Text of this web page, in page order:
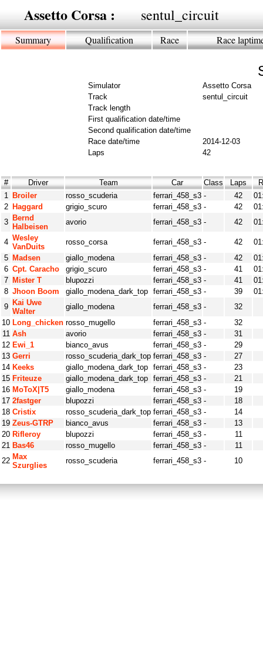
Assetto Corsa : sentul_circuit
Summary Qualification Race Race
Simulator
Assetto Corsa
Track
sentul_circuit
Track length
First qualification date/time
Second qualification date/time
Race date/time
2014-12-03
Laps
42
# Driver Team Car Class Laps
1
Broiler rosso_scuderia ferrari_458_s3 - 42
2
Haggard grigio_scuro ferrari_458_s3 - 42
3
Bernd
Halbeisen
avorio ferrari_458_s3 - 42
4 Wesley
VanDuits
rosso_corsa ferrari_458_s3 - 42
5
Madsen giallo_modena ferrari_458_s3 - 42
6 Cpt. Caracho grigio_scuro ferrari_458_s3 - 41
7
Mister T blupozzi ferrari_458_s3 - 41
8 Jhoon Boom giallo_modena_dark_top ferrari_458_s3 - 39
9
Kai Uwe
Walter
giallo_modena ferrari_458_s3 -
32
10 Long_chicken rosso_mugello ferrari_458_s3 -
32
11 Ash avorio ferrari_458_s3 -
31
12 Ewi_1 bianco_avus ferrari_458_s3 -
29
13 Gerri rosso_scuderia_dark_top ferrari_458_s3 -
27
14 Keeks giallo_modena_dark_top ferrari_458_s3 -
23
15 Friteuze giallo_modena_dark_top ferrari_458_s3 -
21
16 MoToX|T5 giallo_modena ferrari_458_s3 -
19
17 2fastger blupozzi ferrari_458_s3 -
18
18 Cristix rosso_scuderia_dark_top ferrari_458_s3 -
14
19 Zeus-GTRP bianco_avus ferrari_458_s3 -
13
20 Rifleroy blupozzi ferrari_458_s3 -
11
21 Bas46 rosso_mugello ferrari_458_s3 -
11
22 Max
Szurglies
rosso_scuderia ferrari_458_s3 - 10